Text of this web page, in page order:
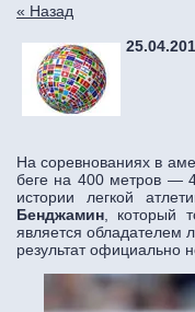
« Назад
На соревнованиях в
беге на 400 метров —
истории легкой
Бенджамин , который
является обладателем
результат официально